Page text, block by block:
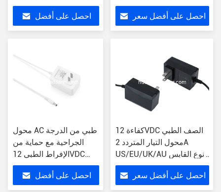
الطاقة الطبية
احصل على أفضل احصل على أفضل سعر
محول AC طبي من الدرجة
الجراحية مع حماية من
الإفراط الطبي 12VDC
مصدر الطاقة
احصل على أفضل
كفاءة 12VDC الصف الطبي
محول التيار المتردد 2A
US/EU/UK/AU نوع القابس
حماية من الإفراط
احصل على أفضل سعر